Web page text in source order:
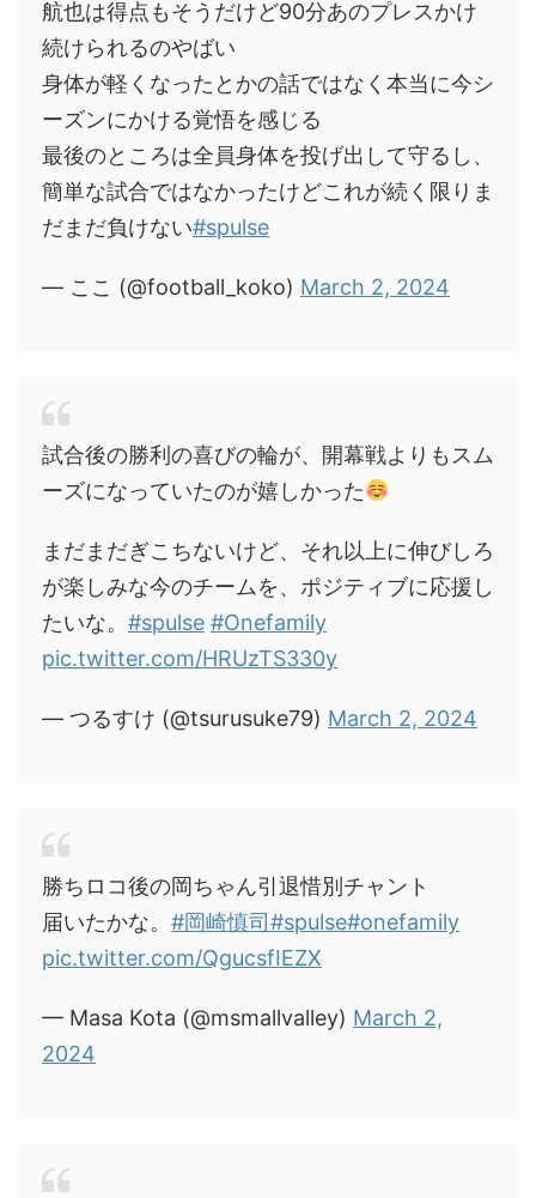
航也は得点もそうだけど90分あのプレスかけ
続けられるのやばい
身体が軽くなったとかの話ではなく本当に今シ
ーズンにかける覚悟を感じる
最後のところは全員身体を投げ出して守るし、
簡単な試合ではなかったけどこれが続く限りま
だまだ負けない#spulse
— ここ (@football_koko) March 2, 2024
試合後の勝利の喜びの輪が、開幕戦よりもスム
ーズになっていたのが嬉しかった
まだまだぎこちないけど、それ以上に伸びしろ
が楽しみな今のチームを、ポジティブに応援し
たいな。 #spulse #Onefamily
pic.twitter.com/HRUzTS330y
— つるすけ (@tsurusuke79) March 2, 2024
勝ちロコ後の岡ちゃん引退惜別チャント
届いたかな。 #岡崎慎司#spulse#onefamily
pic.twitter.com/QgucsfIEZX
— Masa Kota (@msmallvalley) March 2,
2024